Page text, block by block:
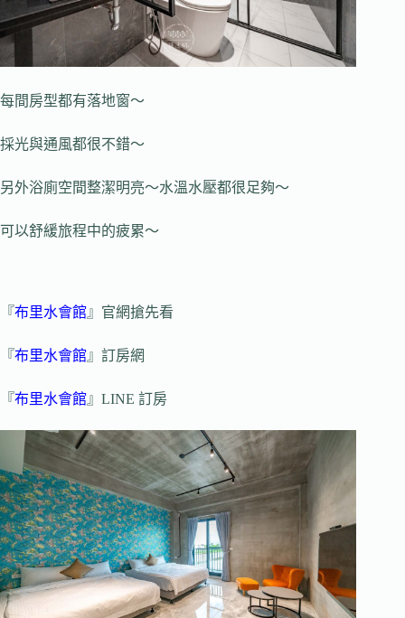
每間房型都有落地窗～
採光與通風都很不錯～
另外浴廁空間整潔明亮～水溫水壓都很足夠～
可以舒緩旅程中的疲累～
『布里水會館』官網搶先看
『布里水會館』訂房網
『布里水會館』LINE 訂房